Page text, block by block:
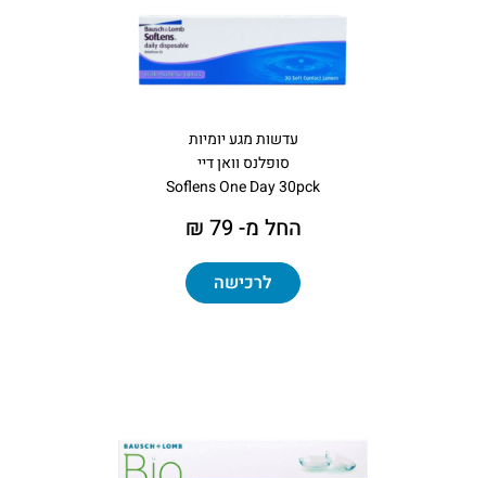
עדשות מגע יומיות
סופלנס וואן דיי
Soflens One Day 30pck
החל מ- 79 ₪
לרכישה